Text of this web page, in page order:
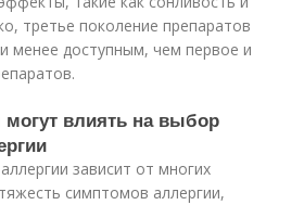
третье поколение препаратов
менее доступным, чем первое и
влиять на выбор
зависит от многих
симптомов аллергии,